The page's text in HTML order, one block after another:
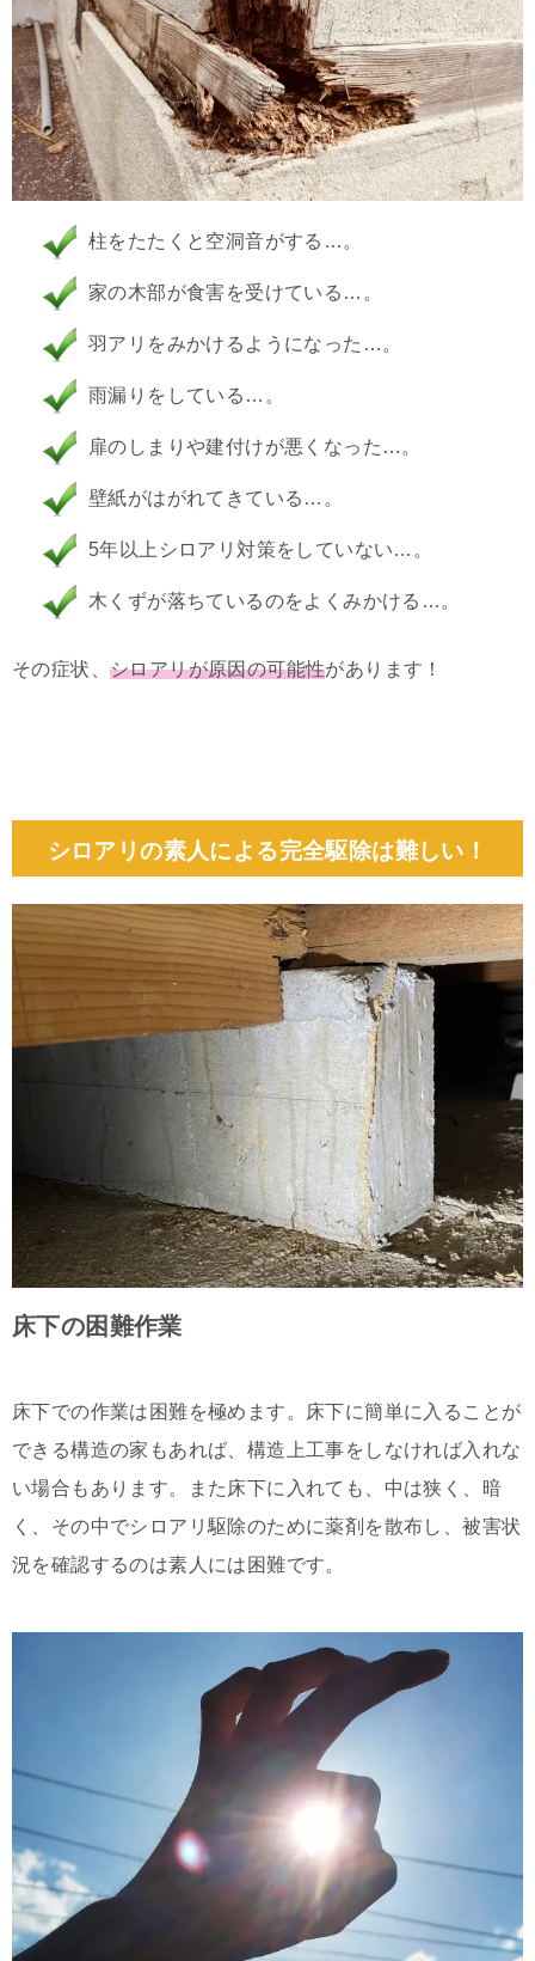
柱をたたくと空洞音がする…。
家の木部が食害を受けている…。
羽アリをみかけるようになった…。
雨漏りをしている…。
扉のしまりや建付けが悪くなった…。
壁紙がはがれてきている…。
5年以上シロアリ対策をしていない…。
木くずが落ちているのをよくみかける…。
その症状、 シロアリが原因の可能性があります！
シロアリの素人による完全駆除は難しい！
床下の困難作業
床下での作業は困難を極めます。床下に簡単に入ることが
できる構造の家もあれば、構造上工事をしなければ入れな
い場合もあります。また床下に入れても、中は狭く、暗
く、その中でシロアリ駆除のために薬剤を散布し、被害状
況を確認するのは素人には困難です。